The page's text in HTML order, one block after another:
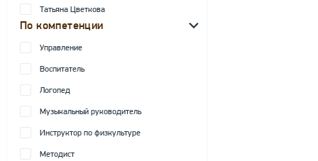
Татьяна Цветкова
По компетенции
Управление
Воспитатель
Логопед
Музыкальный руководитель
Инструктор по физкультуре
Методист